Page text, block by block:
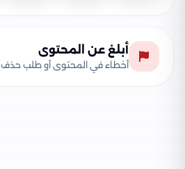
أبلغ عن المحتوى
أخطاء في المحتوى أو طلب حذف